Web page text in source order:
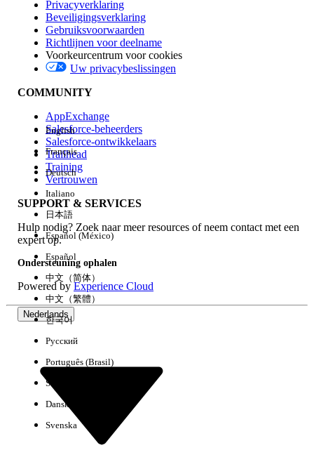
Edition
Ervaring
Alles wissen Gereed
Geen resultaten
Privacyverklaring
Beveiligingsverklaring
Gebruiksvoorwaarden
Richtlijnen voor deelname
Voorkeurcentrum voor cookies
Uw privacybeslissingen
COMMUNITY
AppExchange
Salesforce-beheerders
Salesforce-ontwikkelaars
Trailhead
Training
Vertrouwen
SUPPORT & SERVICES
Hulp nodig? Zoek naar meer resources of neem contact met een
expert op.
Ondersteuning ophalen
Powered byExperience Cloud
Nederlands
English
Français
Deutsch
Italiano
日本語
Español (México)
Español
中文（简体）
中文（繁體）
한국어
Русский
Português (Brasil)
Suomi
Dansk
Svenska